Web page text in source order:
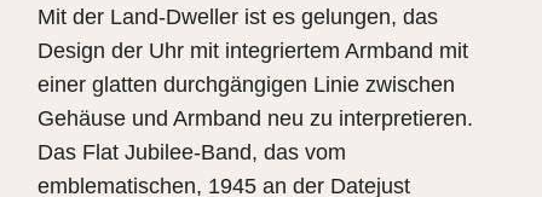
Mit der Land-Dweller ist es gelungen, das
Design der Uhr mit integriertem Armband mit
einer glatten durchgängigen Linie zwischen
Gehäuse und Armband neu zu interpretieren.
Das Flat Jubilee-Band, das vom
emblematischen, 1945 an der Datejust